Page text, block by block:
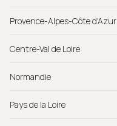
Provence-Alpes-Côte d'Azur
Centre-Val de Loire
Normandie
Pays de la Loire